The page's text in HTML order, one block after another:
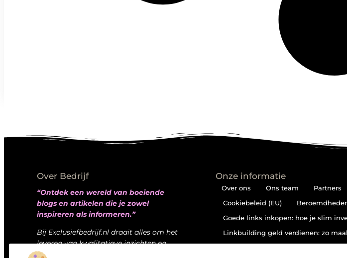
Over Bedrijf
“Ontdek een wereld van boeiende
blogs en artikelen die je zowel
inspireren als informeren.”
Bij Exclusiefbedrijf.nl draait alles om het
leveren van kwalitatieve inzichten en
verhalen die jouw dagelijks leven
Onze informatie
Over ons Ons team Partners
Cookiebeleid (EU)
Goede links inkopen: hoe je slim
Linkbuilding geld verdienen: zo